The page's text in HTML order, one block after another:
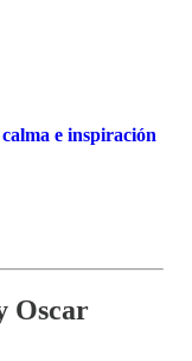
e inspiración
Oscar